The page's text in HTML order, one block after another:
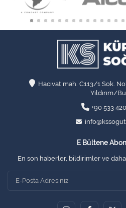
Hacıvat mah. C113/1 Sok.
Yıldırım/
+90 533
E Bültene
En son haberler, bildirimler ve